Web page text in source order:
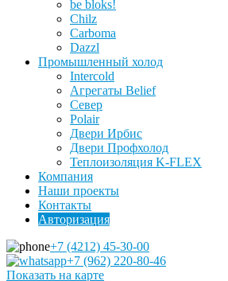
be bloks!
Chilz
Carboma
Dazzl
Промышленный холод
Intercold
Агрегаты Belief
Север
Polair
Двери Ирбис
Двери Профхолод
Теплоизоляция K-FLEX
Компания
Наши проекты
Контакты
Авторизация
+7 (4212) 45-30-00
+7 (962) 220-80-46
Показать на карте